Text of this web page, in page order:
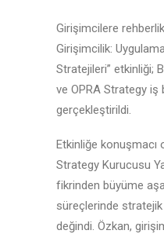
Site
Girişimcilere
Girişimcilik:
Stratejileri” etkinliği;
ve OPRA Strategy
gerçekleştirildi.
Etkinliğe konuşmacı
Strategy Kurucusu
fikrinden büyüme
süreçlerinde
değindi. Özkan,